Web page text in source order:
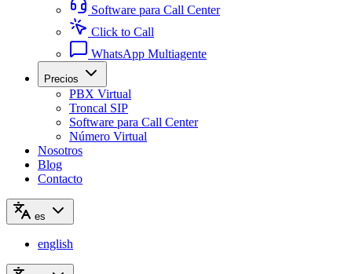
Software para Call Center
Click to Call
WhatsApp Multiagente
Precios
PBX Virtual
Troncal SIP
Software para Call Center
Número Virtual
Nosotros
Blog
Contacto
es
english